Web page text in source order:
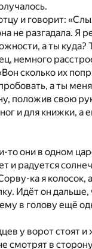
и говорит:
не разгадала.
а ты куда?
немного
сколько их
а ты
положив свою
и для книжки,
они в одном
и радуется
ка я колосок,
Идёт он
в голову ещё
у ворот стоят
смотрят в